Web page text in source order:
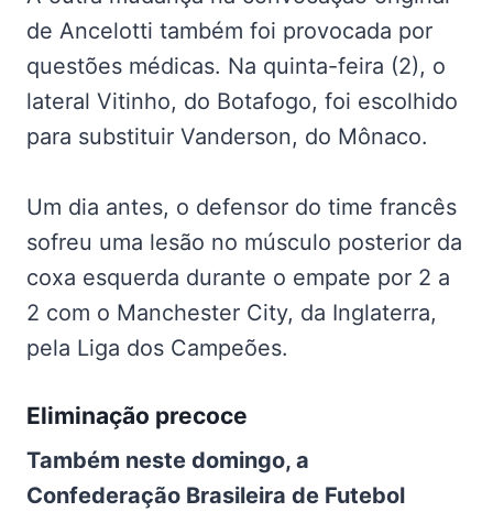
de Ancelotti também foi provocada por
questões médicas. Na quinta-feira (2), o
lateral Vitinho, do Botafogo, foi escolhido
para substituir Vanderson, do Mônaco.
Um dia antes, o defensor do time francês
sofreu uma lesão no músculo posterior da
coxa esquerda durante o empate por 2 a
2 com o Manchester City, da Inglaterra,
pela Liga dos Campeões.
Eliminação precoce
Também neste domingo, a
Confederação Brasileira de Futebol